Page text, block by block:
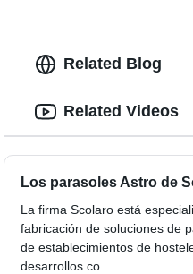
Related Blog
Los parasoles Astro de
La firma Scolaro está
fabricación de soluciones de
de establecimientos de
desarrollos co
Related Videos